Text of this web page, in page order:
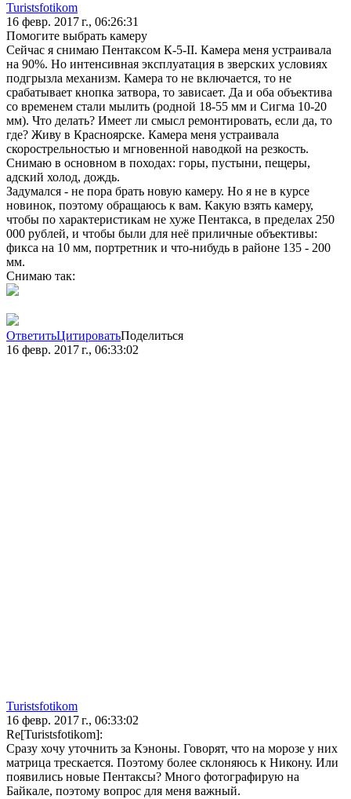
Turistsfotikom
16 февр. 2017 г., 06:26:31
Помогите выбрать камеру
Сейчас я снимаю Пентаксом К-5-II. Камера меня устраивала
на 90%. Но интенсивная эксплуатация в зверских условиях
подгрызла механизм. Камера то не включается, то не
срабатывает кнопка затвора, то зависает. Да и оба объектива
со временем стали мылить (родной 18-55 мм и Сигма 10-20
мм). Что делать? Имеет ли смысл ремонтировать, если да, то
где? Живу в Красноярске. Камера меня устраивала
скорострельностью и мгновенной наводкой на резкость.
Снимаю в основном в походах: горы, пустыни, пещеры,
адский холод, дождь.
Задумался - не пора брать новую камеру. Но я не в курсе
новинок, поэтому обращаюсь к вам. Какую взять камеру,
чтобы по характеристикам не хуже Пентакса, в пределах 250
000 рублей, и чтобы были для неё приличные объективы:
фикса на 10 мм, портретник и что-нибудь в районе 135 - 200
мм.
Снимаю так:
ОтветитьЦитироватьПоделиться
16 февр. 2017 г., 06:33:02
Turistsfotikom
16 февр. 2017 г., 06:33:02
Re[Turistsfotikom]:
Сразу хочу уточнить за Кэноны. Говорят, что на морозе у них
матрица трескается. Поэтому более склоняюсь к Никону. Или
появились новые Пентаксы? Много фотографирую на
Байкале, поэтому вопрос для меня важный.